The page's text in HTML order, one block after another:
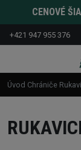
CENOVÉ
+421 947 955 376
Úvod Chrániče